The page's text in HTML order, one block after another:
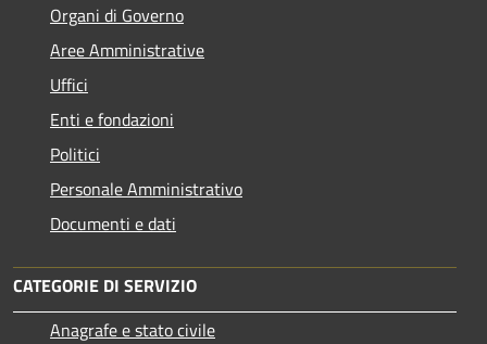
Organi di Governo
Aree Amministrative
Uffici
Enti e fondazioni
Politici
Personale Amministrativo
Documenti e dati
CATEGORIE DI SERVIZIO
Anagrafe e stato civile